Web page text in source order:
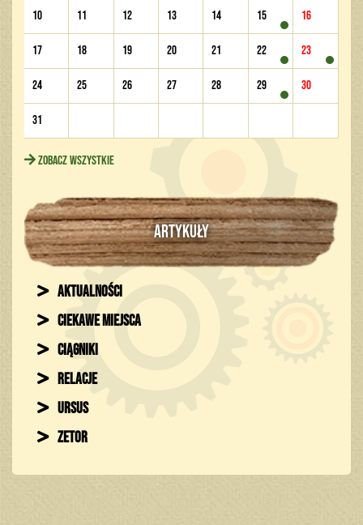
10 11 12 13 14 15 16
17 18 19 20 21 22 23
24 25 26 27 28 29 30
31
Zobacz wszystkie
ARTYKUŁY
Aktualności
Ciekawe miejsca
Ciągniki
Relacje
Ursus
Zetor